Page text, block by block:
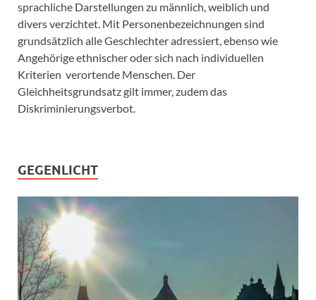
sprachliche Darstellungen zu männlich, weiblich und
divers verzichtet. Mit Personenbezeichnungen sind
grundsätzlich alle Geschlechter adressiert, ebenso wie
Angehörige ethnischer oder sich nach individuellen
Kriterien verortende Menschen. Der
Gleichheitsgrundsatz gilt immer, zudem das
Diskriminierungsverbot.
GEGENLICHT